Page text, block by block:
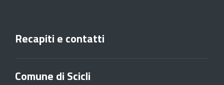
Recapiti e contatti
Comune di Scicli